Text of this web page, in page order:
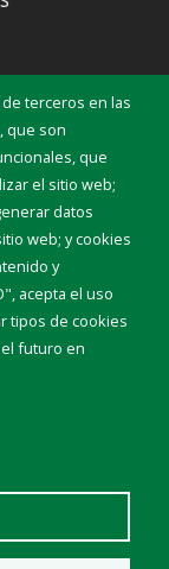
terceros en las
que son
que
el sitio web;
datos
web; y cookies
y
acepta el uso
tipos de cookies
futuro en